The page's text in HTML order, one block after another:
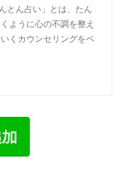
とん占い」とは、たん
ように心の不調を整え
くカウンセリングをベ